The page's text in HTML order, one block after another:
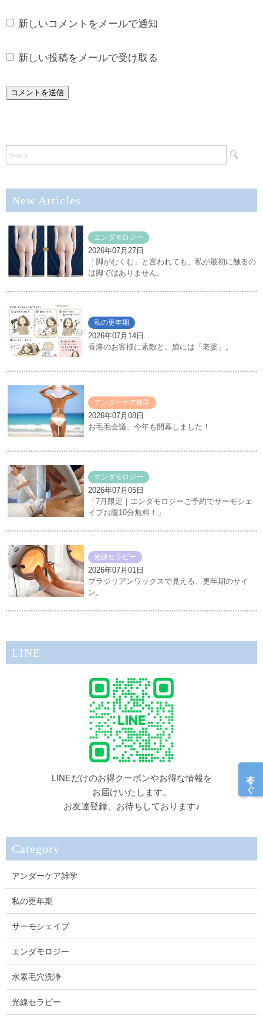
新しいコメントをメールで通知
新しい投稿をメールで受け取る
New Articles
エンダモロジー
2026年07月27日
「脚がむくむ」と言われても、私が最初に触るの
は脚ではありません。
私の更年期
2026年07月14日
香港のお客様に素敵と。娘には「老婆」。
アンダーケア雑学
2026年07月08日
お毛毛会議、今年も開幕しました！
エンダモロジー
2026年07月05日
「7月限定｜エンダモロジーご予約でサーモシェ
イプお腹10分無料！」
光線セラピー
2026年07月01日
ブラジリアンワックスで見える、更年期のサイ
ン。
LINE
LINEだけのお得クーポンやお得な情報を
お届けいたします。
お友達登録、お待ちしております♪
Category
アンダーケア雑学
私の更年期
サーモシェイプ
エンダモロジー
水素毛穴洗浄
光線セラピー
今すぐ予約